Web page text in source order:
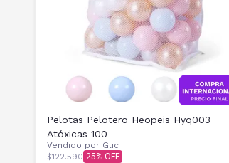
Pelotas Pelotero Heopeis Hyq003
Atóxicas 100
Vendido por Glic
$122.590 25